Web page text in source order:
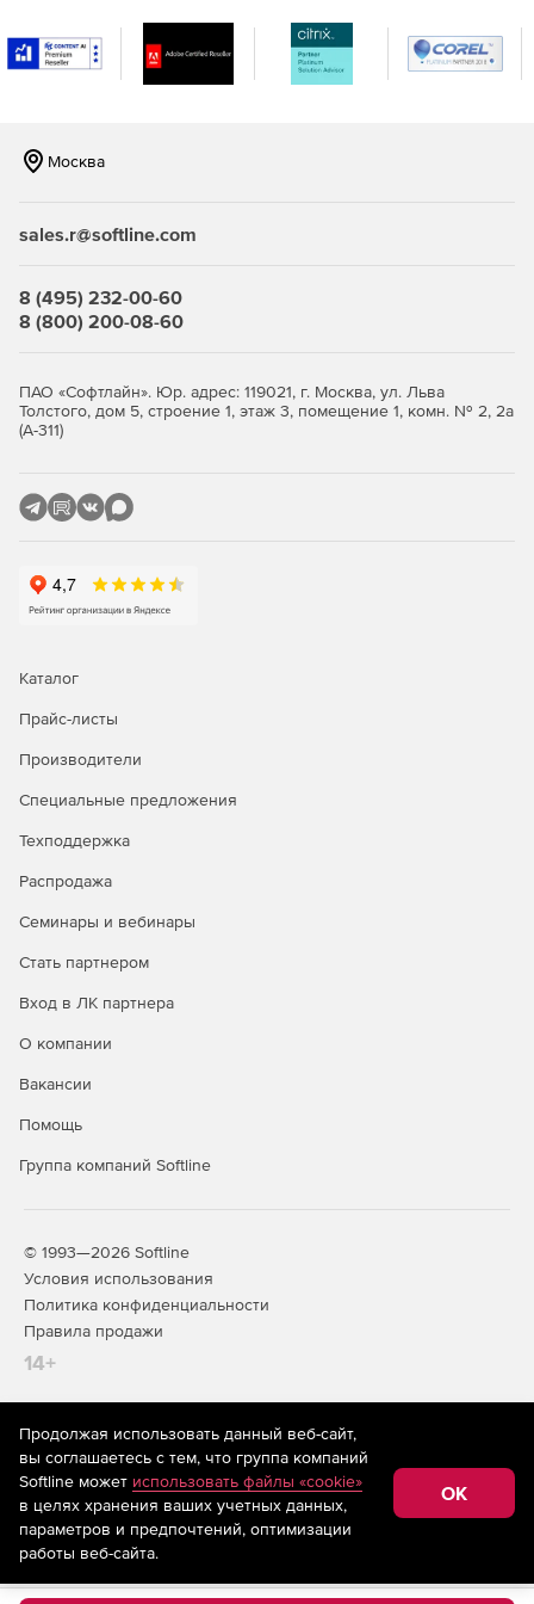
программными агентами RSA Authentication Agent сервер
RSA Authentication Manager образует комплексную
инфраструктуру двухфакторной аутентификации
web-приложений, программных решений для бизнеса и
Москва
sales.r@softline.com
8 (495) 232-00-60
8 (800) 200-08-60
ПАО «Софтлайн». Юр. адрес: 119021, г. Москва, ул. Льва
Толстого, дом 5, строение 1, этаж 3, помещение 1, комн. № 2, 2а
(А-311)
Каталог
Прайс-листы
Производители
Специальные предложения
Техподдержка
Распродажа
Семинары и вебинары
Стать партнером
Вход в ЛК партнера
О компании
Вакансии
Помощь
Группа компаний Softline
© 1993—2026 Softline
Условия использования
Политика конфиденциальности
Правила продажи
14+
На информационном ресурсе store.softline.ru применяются
рекомендательные технологии(информационные технологии
предоставления информации на основе сбора,
систематизации и анализа сведений, относящихся к
предпочтениям пользователей сети «Интернет»,
находящихся на территории Российской Федерации)
Продолжая использовать данный веб-сайт,
вы соглашаетесь с тем, что группа компаний
Softline может использовать файлы «cookie»
в целях хранения ваших учетных данных,
параметров и предпочтений, оптимизации
работы веб-сайта.
OK